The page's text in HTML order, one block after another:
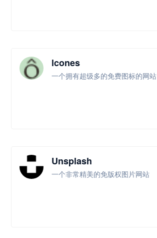
lcones
一个拥有超级多的免费图标的网站
Unsplash
一个非常精美的免版权图片网站